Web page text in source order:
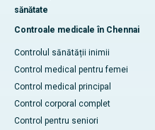
sănătate
Controale medicale în Chennai
Controlul sănătății inimii
Control medical pentru femei
Control medical principal
Control corporal complet
Control pentru seniori